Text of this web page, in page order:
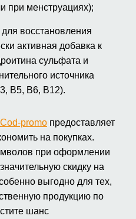
при менструациях);
восстановления
активная добавка к
сульфата и
источника
В5, В6, В12).
Cod-promo предоставляет
на покупках.
при оформлении
скидку на
выгодно для тех,
продукцию по
шанс